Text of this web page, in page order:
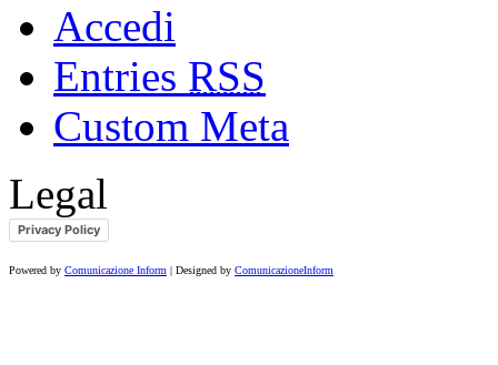
Accedi
Entries RSS
Custom Meta
Legal
Privacy Policy
Powered by Comunicazione Inform | Designed by ComunicazioneInform